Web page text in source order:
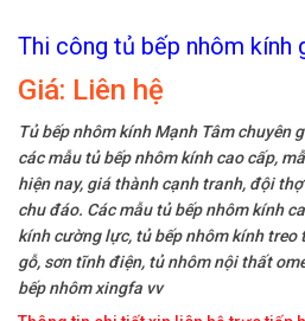
Thi công tủ bếp nhôm kính
Giá: Liên hệ
Tủ bếp nhôm kính Mạnh Tâm chuyên
các mẫu tủ bếp nhôm kính cao cấp,
hiện nay, giá thành cạnh tranh, đội
chu đáo. Các mẫu tủ bếp nhôm kính
kính cường lực, tủ bếp nhôm kính treo
gỗ, sơn tĩnh điện, tủ nhôm nội thất
bếp nhôm xingfa vv